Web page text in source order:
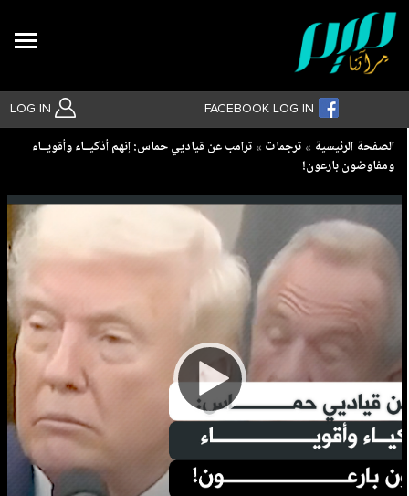
LOG IN FACEBOOK LOG IN
بحث متقدم
Breadcrumb
الصفحة الرئيسية ترجمات
ترامب عن قياديي حماس: إنهم أذكيــاء وأقويــاء
ومفاوضون بارعون!